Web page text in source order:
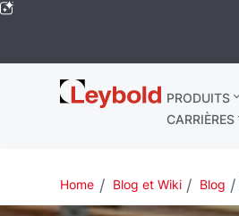
Leybold
Mondial
PRODUITS
CARRIÈRES
Home Blog et Wiki Blog